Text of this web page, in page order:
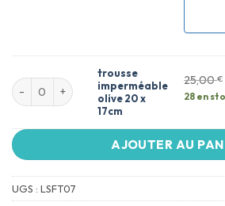
trousse
imperméable
olive 20 x
17cm
25,00€
28 en
AJOUTER AU
UGS : LSFT07